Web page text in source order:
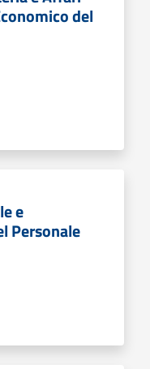
del
e
Personale